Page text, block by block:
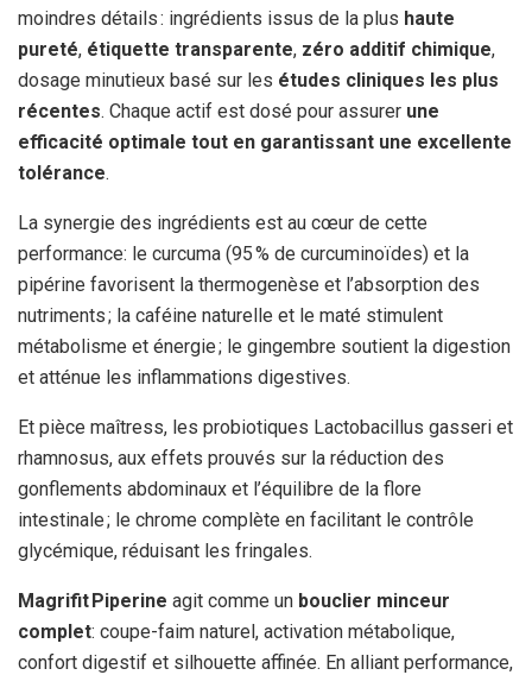
moindres détails : ingrédients issus de la plus haute
pureté, étiquette transparente, zéro additif chimique,
dosage minutieux basé sur les études cliniques les plus
récentes. Chaque actif est dosé pour assurer une
efficacité optimale tout en garantissant une excellente
tolérance.
La synergie des ingrédients est au cœur de cette
performance: le curcuma (95 % de curcuminoïdes) et la
pipérine favorisent la thermogenèse et l’absorption des
nutriments ; la caféine naturelle et le maté stimulent
métabolisme et énergie ; le gingembre soutient la digestion
et atténue les inflammations digestives.
Et pièce maîtress, les probiotiques Lactobacillus gasseri et
rhamnosus, aux effets prouvés sur la réduction des
gonflements abdominaux et l’équilibre de la flore
intestinale ; le chrome complète en facilitant le contrôle
glycémique, réduisant les fringales.
Magrifit Piperine agit comme un bouclier minceur
complet: coupe-faim naturel, activation métabolique,
confort digestif et silhouette affinée. En alliant performance,